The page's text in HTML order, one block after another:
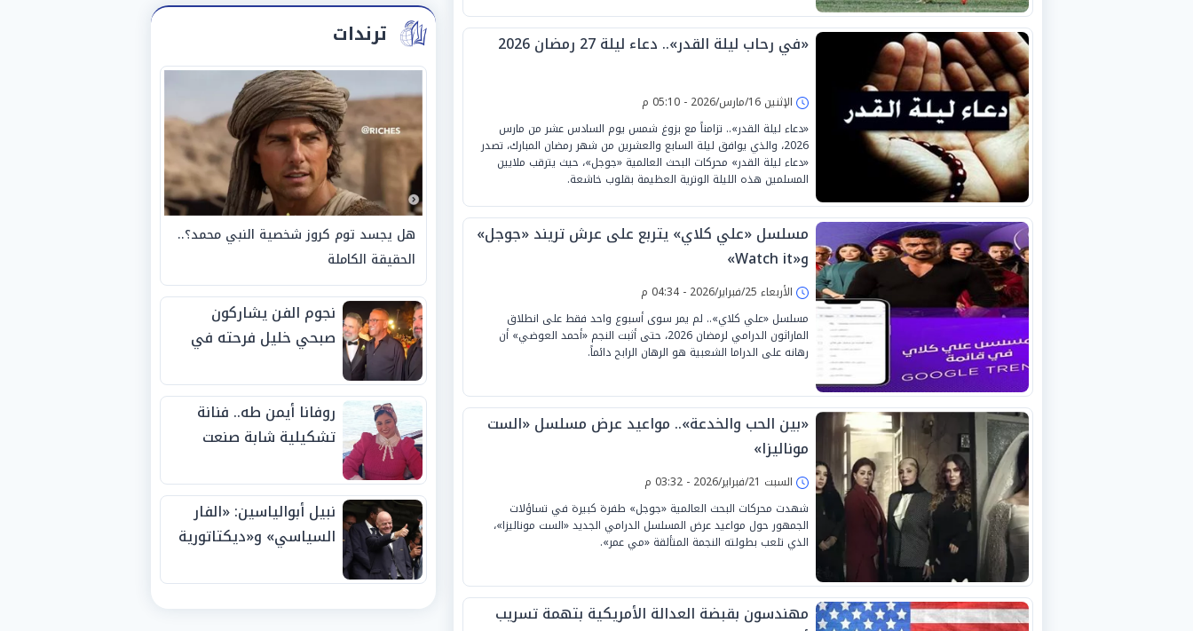
«في رحاب ليلة القدر».. دعاء ليلة 27 رمضان 2026
الإثنين 16/مارس/2026 - 05:10 م
«دعاء ليلة القدر».. تزامناً مع بزوغ شمس يوم السادس عشر من مارس
2026، والذي يوافق ليلة السابع والعشرين من شهر رمضان المبارك، تصدر
«دعاء ليلة القدر» محركات البحث العالمية «جوجل»، حيث يترقب ملايين
المسلمين هذه الليلة الوترية العظيمة بقلوب خاشعة.
مسلسل «علي كلاي» يتربع على عرش تريند «جوجل»
و«Watch it»
الأربعاء 25/فبراير/2026 - 04:34 م
مسلسل «علي كلاي».. لم يمر سوى أسبوع واحد فقط على انطلاق
الماراثون الدرامي لرمضان 2026، حتى أثبت النجم «أحمد العوضي» أن
رهانه على الدراما الشعبية هو الرهان الرابح دائماً.
«بين الحب والخدعة».. مواعيد عرض مسلسل «الست
موناليزا»
السبت 21/فبراير/2026 - 03:32 م
شهدت محركات البحث العالمية «جوجل» طفرة كبيرة في تساؤلات
الجمهور حول مواعيد عرض المسلسل الدرامي الجديد «الست موناليزا»،
الذي تلعب بطولته النجمة المتألقة «مي عمر».
مهندسون بقبضة العدالة الأمريكية بتهمة تسريب
ترندات
هل يجسد توم كروز شخصية النبي محمد؟..
الحقيقة الكاملة
نجوم الفن يشاركون
صبحي خليل فرحته في
روفانا أيمن طه.. فنانة
تشكيلية شابة صنعت
الجوائز منذ الصغر
نبيل أبوالياسين: «الفار
السياسي» و«ديكتاتورية
الفيفا».. وإقالة